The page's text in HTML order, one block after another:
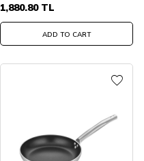
1,880.80TL
ADD TO CART